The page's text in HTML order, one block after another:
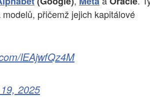
přičemž jejich kapitálové
lEAjwfQz4M
2025